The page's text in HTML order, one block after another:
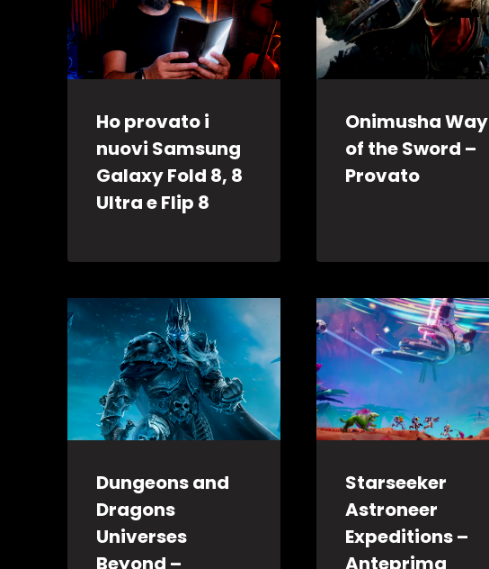
Ho provato i
nuovi Samsung
Galaxy Fold 8, 8
Ultra e Flip 8
Onimusha Way
of the Sword –
Provato
Dungeons and
Dragons
Universes
Beyond –
Starseeker
Astroneer
Expeditions –
Anteprima